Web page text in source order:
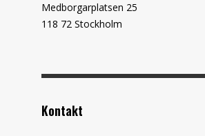
Medborgarplatsen 25
118 72 Stockholm
Kontakt